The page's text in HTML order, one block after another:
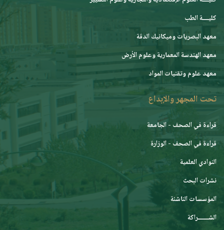
كليــــة الطب
معهد البصريات وميكانيك الدقة
معهد الهندسة المعمارية وعلوم الأرض
معهد علوم وتقنيات المواد
تحت المجهر والإبداع
قراءة في الصحف - الجامعة
قراءة في الصحف - الوزارة
النوادي العلمية
نشرات البحث
المؤسسات الناشئة
الشـــــــراكة